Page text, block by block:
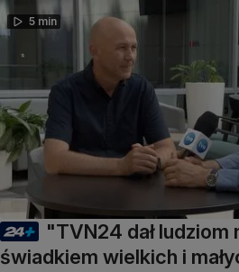
5 min
"TVN24 dał
świadkiem wielkich i